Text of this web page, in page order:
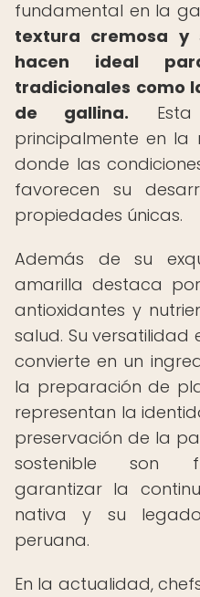
fundamental en la
textura cremosa y
hacen ideal
tradicionales como
de gallina.
principalmente en la
donde las
favorecen su
propiedades únicas.
Además de su
amarilla destaca
antioxidantes y
salud. Su
convierte en un
la preparación de
representan la
preservación de la
sostenible son
garantizar la
nativa y su
peruana.
En la actualidad,